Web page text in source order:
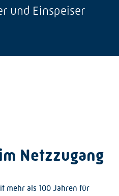
und Einspeiser
Netzzugang
mehr als 100 Jahren für
unterstreichen
Kontrast